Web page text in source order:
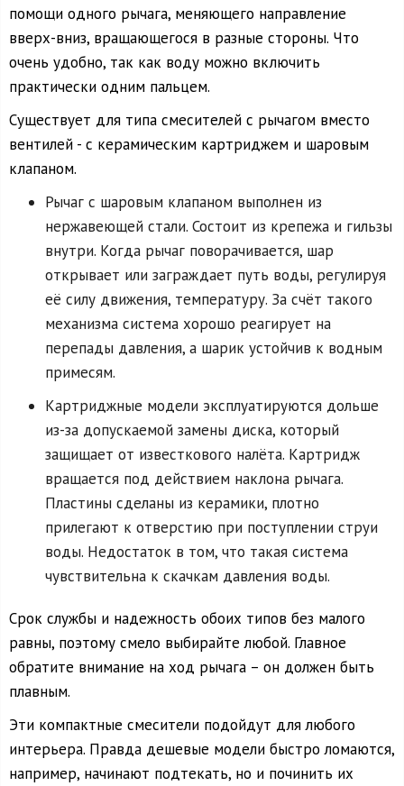
помощи одного рычага, меняющего направление
вверх-вниз, вращающегося в разные стороны. Что
очень удобно, так как воду можно включить
практически одним пальцем.
Существует для типа смесителей с рычагом вместо
вентилей - с керамическим картриджем и шаровым
клапаном.
Рычаг с шаровым клапаном выполнен из
нержавеющей стали. Состоит из крепежа и гильзы
внутри. Когда рычаг поворачивается, шар
открывает или заграждает путь воды, регулируя
её силу движения, температуру. За счёт такого
механизма система хорошо реагирует на
перепады давления, а шарик устойчив к водным
примесям.
Картриджные модели эксплуатируются дольше
из-за допускаемой замены диска, который
защищает от известкового налёта. Картридж
вращается под действием наклона рычага.
Пластины сделаны из керамики, плотно
прилегают к отверстию при поступлении струи
воды. Недостаток в том, что такая система
чувствительна к скачкам давления воды.
Срок службы и надежность обоих типов без малого
равны, поэтому смело выбирайте любой. Главное
обратите внимание на ход рычага – он должен быть
плавным.
Эти компактные смесители подойдут для любого
интерьера. Правда дешевые модели быстро ломаются,
например, начинают подтекать, но и починить их